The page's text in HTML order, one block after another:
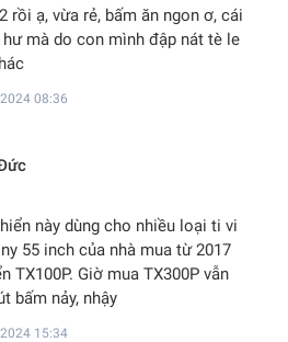
rồi ạ, vừa rẻ, bấm ăn ngon ơ, cái
mà do con mình đập nát tè le
08:36
này dùng cho nhiều loại ti vi
55 inch của nhà mua từ 2017
TX100P. Giờ mua TX300P vẫn
bấm nảy, nhậy
15:34